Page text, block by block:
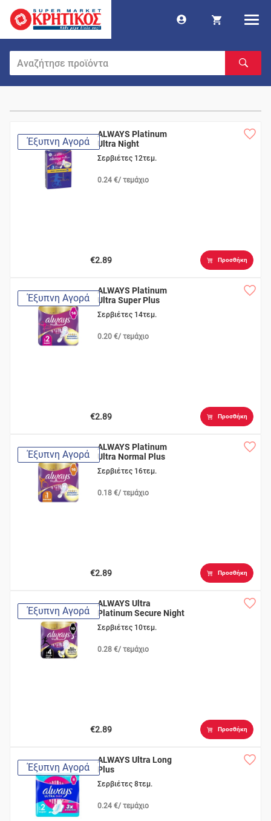
Έξυπνη Αγορά
ALWAYS Platinum
Ultra Night
Σερβιέτες 12τεμ.
0.24 €/ τεμάχιο
€2.89 Προσθήκη
Έξυπνη Αγορά
ALWAYS Platinum
Ultra Super Plus
Σερβιέτες 14τεμ.
0.20 €/ τεμάχιο
€2.89 Προσθήκη
Έξυπνη Αγορά
ALWAYS Platinum
Ultra Normal Plus
Σερβιέτες 16τεμ.
0.18 €/ τεμάχιο
€2.89 Προσθήκη
Έξυπνη Αγορά
ALWAYS Ultra
Platinum Secure Night
Du
Σερβιέτες 10τεμ.
0.28 €/ τεμάχιο
€2.89 Προσθήκη
Έξυπνη Αγορά
ALWAYS Ultra Long
Plus
Σερβιέτες 8τεμ.
0.24 €/ τεμάχιο